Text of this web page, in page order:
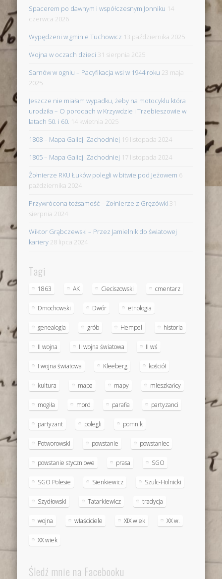
Spacerem po dawnym i współczesnym Jonniku 14
czerwca 2026
Wypędzeni w gminie Tuchowicz 13 października 2025
Wojna w oczach dzieci 31 sierpnia 2025
Sarnów w ogniu – Pacyfikacja wsi w 1944 roku 23 maja
2025
Jeszcze nie miałam wypadku, żeby na motocyklu która
urodziła – O porodach w Krzywdzie i Trzebieszowie w
latach 50. i 60. 14 kwietnia 2025
1808 – Mapa Galicji Zachodniej 19 listopada 2024
1805 – Mapa Galicji Zachodniej 17 listopada 2024
Żołnierze RKU Łuków polegli w bitwie pod Jeżowem 6
października 2024
Przywrócona tożsamość – Żołnierze z Gręzówki 31
sierpnia 2024
Wiktor Grąbczewski – Przez Jamielnik do światowej
kariery 28 lipca 2024
Tagi
1863 AK Cieciszowski cmentarz
Dmochowski Dwór etnologia
genealogia grób Hempel historia
II wojna II wojna światowa II wś
I wojna światowa Kleeberg kościół
kultura mapa mapy mieszkańcy
mogiła mord parafia partyzanci
partyzant polegli pomnik
Potworowski powstanie powstaniec
powstanie styczniowe prasa SGO
SGO Polesie Sienkiewicz Szulc-Holnicki
Szydłowski Tatarkiewicz tradycja
wojna właściciele XIX wiek XX w.
XX wiek
Śledź mnie na Facebooku